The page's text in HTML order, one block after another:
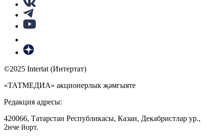
©2025 Intertat (Интертат)
«ТАТМЕДИА» акционерлык җәмгыяте
Редакция адресы:
420066, Татарстан Республикасы, Казан, Декабристлар ур.,
2нче йорт.